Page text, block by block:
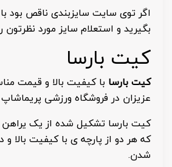
اگر توی سایت سایزبندی ناقص بود
بگیرید و استعلام سایز مورد نظرتون
کیت بارسا
کیت بارسا با کیفیت بالا و قیمت
عزیزان در فروشگاه ورزشی
کیت بارسا تشکیل شده از یک
که هر دو از پارچه ی با کیفیت بالا
شدن.